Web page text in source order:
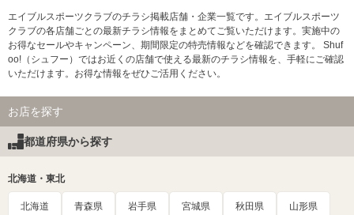
エイブルスポーツクラブのチラシ掲載店舗・企業一覧です。エイブルスポーツ
クラブの各店舗ごとの最新チラシ情報をまとめてご覧いただけます。実施中の
お得なセールやキャンペーン、期間限定の特売情報などを確認できます。 Shuf
oo!（シュフー）ではお近くの店舗で使える最新のチラシ情報を、手軽にご確認
いただけます。お得な情報をぜひご活用ください。
お店を探す
都道府県から探す
北海道・東北
北海道 青森県 岩手県 宮城県 秋田県 山形県